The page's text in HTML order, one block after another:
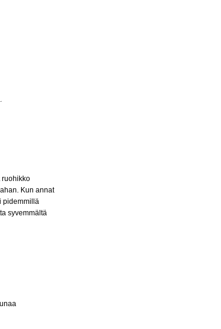
ruohikko
Kun annat
pidemmillä
syvemmältä